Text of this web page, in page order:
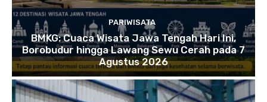
PARIWISATA
BMKG: Cuaca Wisata Jawa Tengah Hari Ini,
Borobudur hingga Lawang Sewu Cerah pada 7
Agustus 2026